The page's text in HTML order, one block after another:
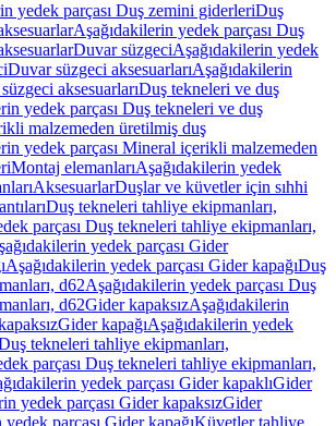
yedek parçası Duş zemini giderleriDuş
Aşağıdakilerin yedek parçası Duş
Duvar süzgeciAşağıdakilerin yedek
Duvar süzgeci aksesuarlarıAşağıdakilerin
aksesuarlarıDuş tekneleri ve duş
yedek parçası Duş tekneleri ve duş
malzemeden üretilmiş duş
yedek parçası Mineral içerikli malzemeden
Montaj elemanlarıAşağıdakilerin yedek
AksesuarlarDuşlar ve küvetler için sıhhi
Duş tekneleri tahliye ekipmanları,
parçası Duş tekneleri tahliye ekipmanları,
yedek parçası Gider
Aşağıdakilerin yedek parçası Gider kapağıDuş
d62Aşağıdakilerin yedek parçası Duş
d62Gider kapaksızAşağıdakilerin
Gider kapağıAşağıdakilerin yedek
tekneleri tahliye ekipmanları,
parçası Duş tekneleri tahliye ekipmanları,
yedek parçası Gider kapaklıGider
yedek parçası Gider kapaksızGider
parçası Gider kapağıKüvetler tahliye